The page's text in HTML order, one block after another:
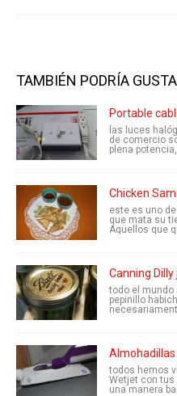
TAMBIÉN PODRÍA
Portable
las luces
de comercio
plena
Chicken
este es uno
que mata su
Aquellos que
Canning
todo el mundo
pepinillo
todos hemos
Wetjet con tus
una manera